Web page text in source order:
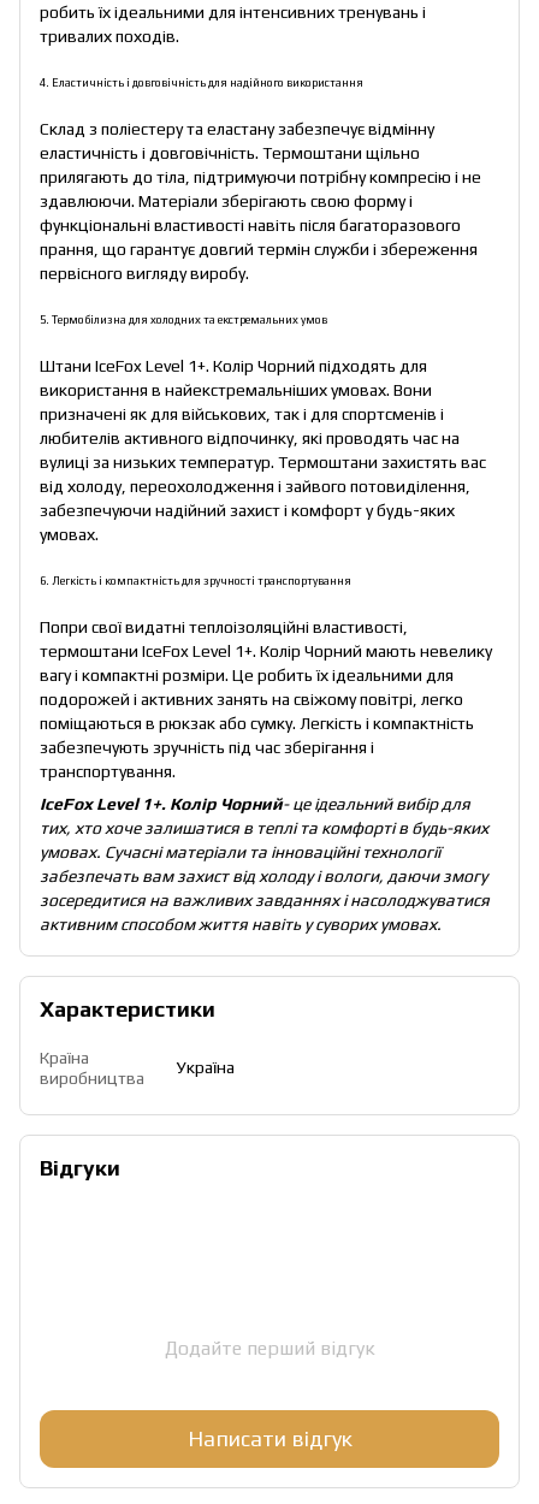
робить їх ідеальними для інтенсивних тренувань і
тривалих походів.
4. Еластичність і довговічність для надійного використання
Склад з поліестеру та еластану забезпечує відмінну
еластичність і довговічність. Термоштани щільно
прилягають до тіла, підтримуючи потрібну компресію і не
здавлюючи. Матеріали зберігають свою форму і
функціональні властивості навіть після багаторазового
прання, що гарантує довгий термін служби і збереження
первісного вигляду виробу.
5. Термобілизна для холодних та екстремальних умов
Штани IceFox Level 1+. Колір Чорний підходять для
використання в найекстремальніших умовах. Вони
призначені як для військових, так і для спортсменів і
любителів активного відпочинку, які проводять час на
вулиці за низьких температур. Термоштани захистять вас
від холоду, переохолодження і зайвого потовиділення,
забезпечуючи надійний захист і комфорт у будь-яких
умовах.
6. Легкість і компактність для зручності транспортування
Попри свої видатні теплоізоляційні властивості,
термоштани IceFox Level 1+. Колір Чорний мають невелику
вагу і компактні розміри. Це робить їх ідеальними для
подорожей і активних занять на свіжому повітрі, легко
поміщаються в рюкзак або сумку. Легкість і компактність
забезпечують зручність під час зберігання і
транспортування.
IceFox Level 1+. Колір Чорний- це ідеальний вибір для
тих, хто хоче залишатися в теплі та комфорті в будь-яких
умовах. Сучасні матеріали та інноваційні технології
забезпечать вам захист від холоду і вологи, даючи змогу
зосередитися на важливих завданнях і насолоджуватися
активним способом життя навіть у суворих умовах.
Характеристики
Країна
виробництва
Україна
Відгуки
Додайте перший відгук
Написати відгук